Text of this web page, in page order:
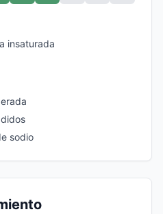
insaturada
sodio